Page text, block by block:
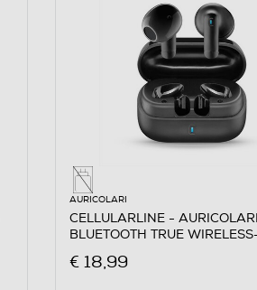
AURICOLARI
CELLULARLINE -
BLUETOOTH TRUE
€ 18,99